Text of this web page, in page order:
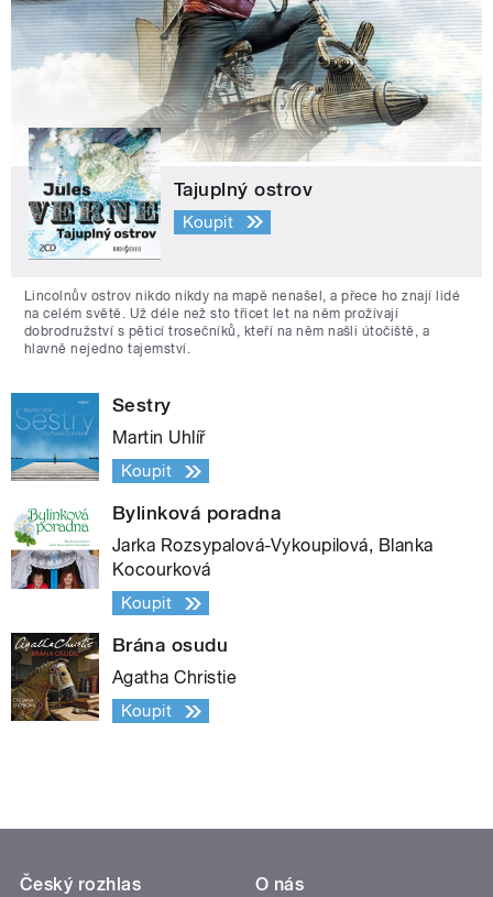
Tajuplný ostrov
Koupit
Lincolnův ostrov nikdo nikdy na mapě nenašel, a přece ho znají lidé
na celém světě. Už déle než sto třicet let na něm prožívají
dobrodružství s pěticí trosečníků, kteří na něm našli útočiště, a
hlavně nejedno tajemství.
Sestry
Martin Uhlíř
Koupit
Bylinková poradna
Jarka Rozsypalová-Vykoupilová, Blanka
Kocourková
Koupit
Brána osudu
Agatha Christie
Koupit
Český rozhlas
O nás